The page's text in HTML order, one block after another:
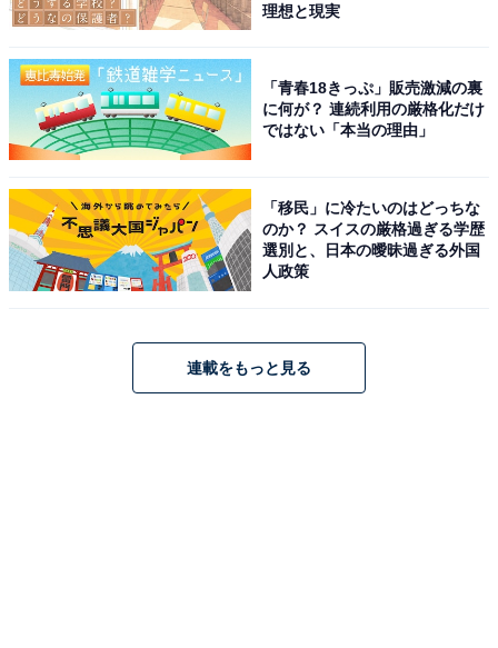
こちらもおすすめ
大阪から日帰りで行きたい「府内の温泉地」ラ
ンキング！ 2位は「犬鳴山温泉」、1位は？
理想と現実
「青春18きっぷ」販売激減の裏
に何が？ 連続利用の厳格化だけ
ではない「本当の理由」
「移民」に冷たいのはどっちな
のか？ スイスの厳格過ぎる学歴
選別と、日本の曖昧過ぎる外国
人政策
連載をもっと見る